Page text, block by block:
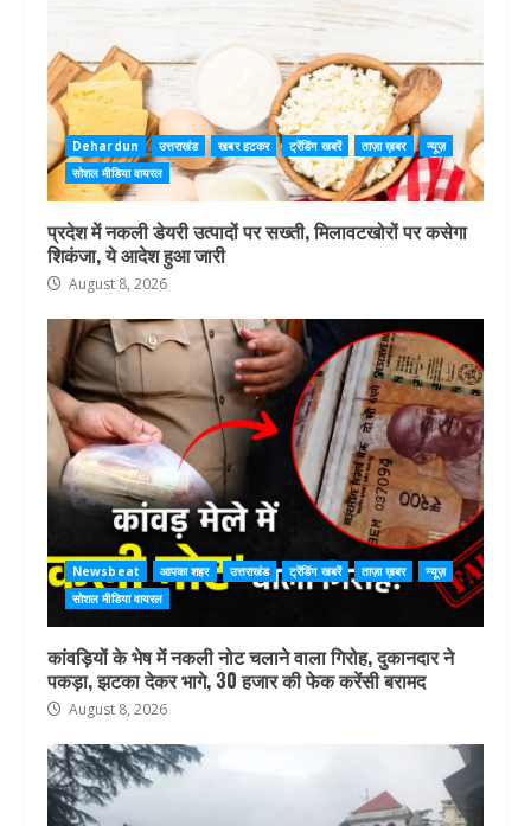
Dehardun उत्तराखंड खबर हटकर ट्रेंडिंग खबरें ताज़ा ख़बर
न्यूज़
सोशल मीडिया वायरल
प्रदेश में नकली डेयरी उत्पादों पर सख्ती, मिलावटखोरों पर कसेगा
शिकंजा, ये आदेश हुआ जारी
August 8, 2026
Newsbeat आपका शहर उत्तराखंड ट्रेंडिंग खबरें ताज़ा ख़बर
न्यूज़
सोशल मीडिया वायरल
कांवड़ियों के भेष में नकली नोट चलाने वाला गिरोह, दुकानदार ने
पकड़ा, झटका देकर भागे, 30 हजार की फेक करेंसी बरामद
August 8, 2026